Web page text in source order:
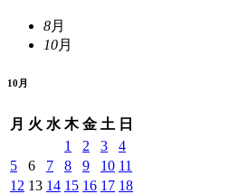
8月
10月
10 月
月 火 水 木 金 土 日
1
2 3
4
5
6 7 8 9 10 11
12 13 14 15 16 17 18